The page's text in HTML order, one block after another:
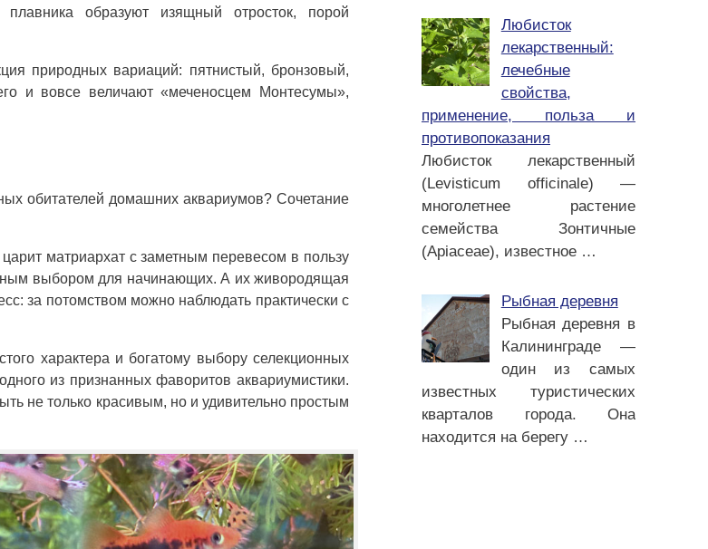
образуют изящный отросток, порой
природных вариаций: пятнистый, бронзовый,
и вовсе величают «меченосцем Монтесумы»,
обитателей домашних аквариумов? Сочетание
матриархат с заметным перевесом в пользу
выбором для начинающих. А их живородящая
за потомством можно наблюдать практически с
характера и богатому выбору селекционных
из признанных фаворитов аквариумистики.
не только красивым, но и удивительно простым
Любисток
лекарственный:
лечебные
свойства,
применение, польза и
противопоказания
Любисток лекарственный
(Levisticum officinale) —
многолетнее растение
семейства Зонтичные
(Apiaceae), известное …
Рыбная деревня
Рыбная деревня в
Калининграде —
один из самых
известных туристических
кварталов города. Она
находится на берегу …